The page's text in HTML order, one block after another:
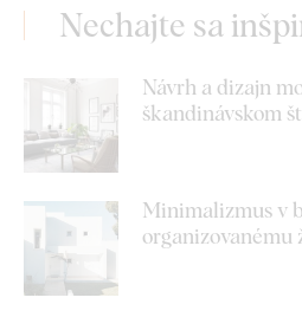
Nechajte sa
Návrh a dizajn
škandinávskom
Minimalizmus v
organizovanému